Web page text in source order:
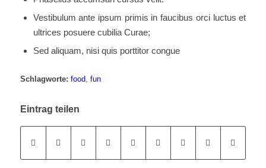
Vestibulum ante ipsum primis in faucibus orci luctus et
ultrices posuere cubilia Curae;
Sed aliquam, nisi quis porttitor congue
Schlagworte: food, fun
Eintrag teilen